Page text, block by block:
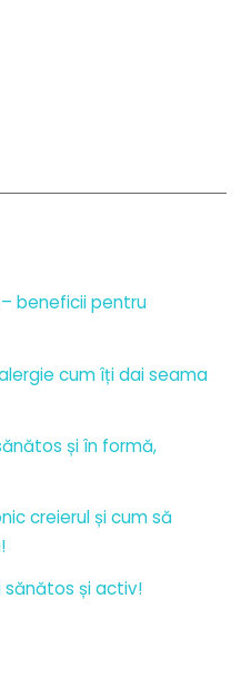
beneficii pentru
cum îți dai seama
și în formă,
creierul și cum să
sănătos și activ!